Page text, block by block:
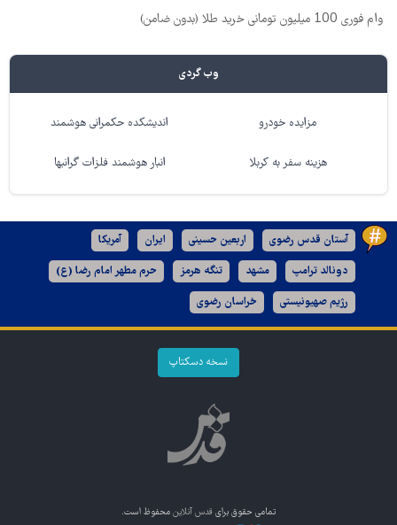
وام فوری 100 میلیون تومانی خرید طلا (بدون ضامن)
وب گردی
مزایده خودرو اندیشکده حکمرانی هوشمند
هزینه سفر به کربلا انبار هوشمند فلزات گرانبها
آستان قدس رضوی اربعین حسینی ایران آمریکا
دونالد ترامپ مشهد تنگه هرمز حرم مطهر امام رضا (ع)
رژیم صهیونیستی خراسان رضوی
نسخه دسکتاپ
تمامی حقوق برای قدس آنلاین محفوظ است.